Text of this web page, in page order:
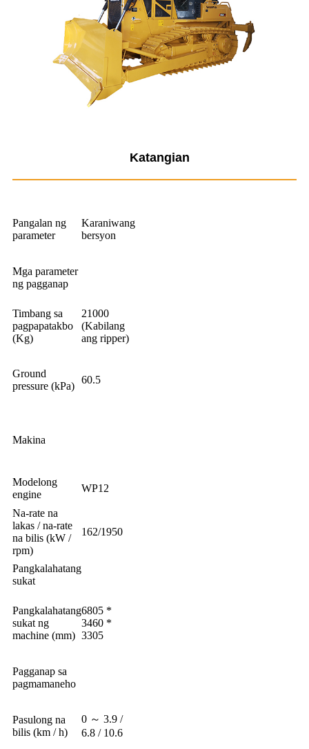
Katangian
Pangalan ng
parameter
Karaniwang
bersyon
Mga parameter
ng pagganap
Timbang sa
pagpapatakbo
(Kg)
21000
(Kabilang
ang ripper)
Ground
pressure (kPa)
60.5
Makina
Modelong
engine
WP12
Na-rate na
lakas / na-rate
na bilis (kW /
rpm)
162/1950
Pangkalahatang
sukat
Pangkalahatang
sukat ng
machine (mm)
6805 *
3460 *
3305
Pagganap sa
pagmamaneho
Pasulong na
bilis (km / h)
0 ～ 3.9 /
6.8 / 10.6